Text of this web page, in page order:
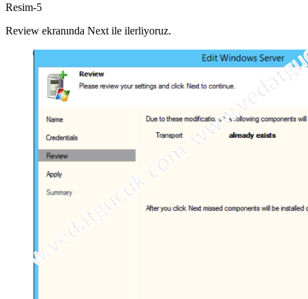
Resim-5
Review ekranında Next ile ilerliyoruz.